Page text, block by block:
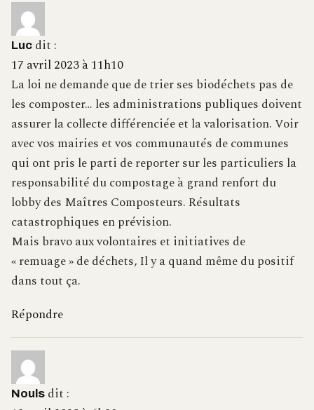
Luc dit :
17 avril 2023 à 11h10
La loi ne demande que de trier ses biodéchets pas de
les composter… les administrations publiques doivent
assurer la collecte différenciée et la valorisation. Voir
avec vos mairies et vos communautés de communes
qui ont pris le parti de reporter sur les particuliers la
responsabilité du compostage à grand renfort du
lobby des Maîtres Composteurs. Résultats
catastrophiques en prévision.
Mais bravo aux volontaires et initiatives de
« remuage » de déchets, Il y a quand même du positif
dans tout ça.
Répondre
Nouls dit :